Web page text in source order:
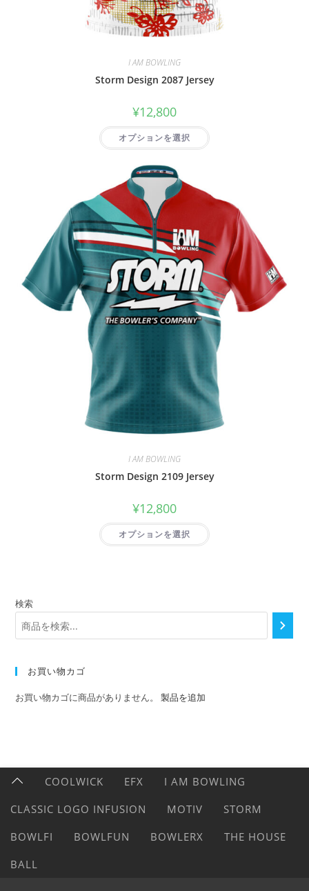
I AM BOWLING
Storm Design 2087 Jersey
¥12,800
オプションを選択
I AM BOWLING
Storm Design 2109 Jersey
¥12,800
オプションを選択
検索
お買い物カゴ
お買い物カゴに商品がありません。製品を追加
COOLWICK EFX
I AM BOWLING
CLASSIC LOGO INFUSION
MOTIV
STORM
BOWLFI
BOWLFUN BOWLERX
THE HOUSE
BALL